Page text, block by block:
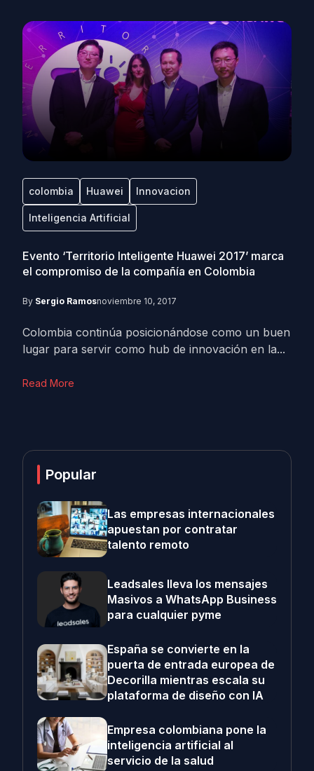
colombia Huawei Innovacion
Inteligencia Artificial
Evento ‘Territorio Inteligente Huawei 2017’ marca
el compromiso de la compañía en Colombia
By Sergio Ramosnoviembre 10, 2017
Colombia continúa posicionándose como un buen
lugar para servir como hub de innovación en la...
Read More
Popular
Las empresas internacionales
apuestan por contratar
talento remoto
Leadsales lleva los mensajes
Masivos a WhatsApp Business
para cualquier pyme
España se convierte en la
puerta de entrada europea de
Decorilla mientras escala su
plataforma de diseño con IA
Empresa colombiana pone la
inteligencia artificial al
servicio de la salud